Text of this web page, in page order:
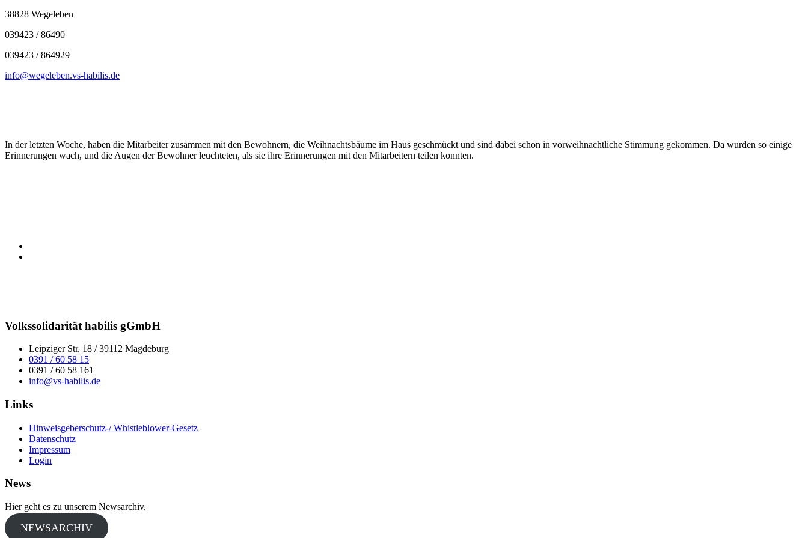
38828 Wegeleben
039423 / 86490
039423 / 864929
info@wegeleben.vs-habilis.de
In der letzten Woche, haben die Mitarbeiter zusammen mit den Bewohnern, die Weihnachtsbäume im Haus geschmückt und sind dabei schon in vorweihnachtliche Stimmung gekommen. Da wurden so einige
Erinnerungen wach, und die Augen der Bewohner leuchteten, als sie ihre Erinnerungen mit den Mitarbeitern teilen konnten.
Volkssolidarität habilis gGmbH
Leipziger Str. 18 / 39112 Magdeburg
0391 / 60 58 15
0391 / 60 58 161
info@vs-habilis.de
Links
Hinweisgeberschutz-/ Whistleblower-Gesetz
Datenschutz
Impressum
Login
News
Hier geht es zu unserem Newsarchiv.
NEWSARCHIV